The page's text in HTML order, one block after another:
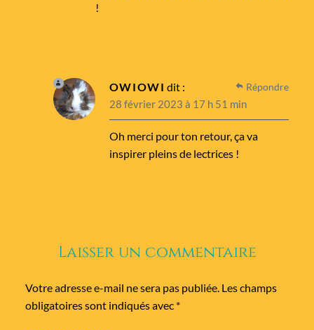
!
OWIOWI dit :
28 février 2023 à 17 h 51 min
Oh merci pour ton retour, ça va
inspirer pleins de lectrices !
Répondre
Laisser un commentaire
Votre adresse e-mail ne sera pas publiée. Les champs
obligatoires sont indiqués avec *